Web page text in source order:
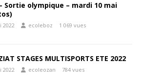
Sortie olympique – mardi 10 mai
2022 ecoleboz 1 069 vues
STAGES MULTISPORTS ETE 2022
2022 ecoleozan 784 vues